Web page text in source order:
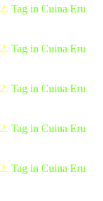
2. Tag in Cuina Eru
2. Tag in Cuina Eru
2. Tag in Cuina Eru
2. Tag in Cuina Eru
2. Tag in Cuina Eru